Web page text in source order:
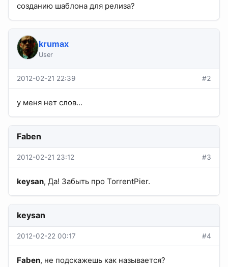
созданию шаблона для релиза?
krumax
User
2012-02-21 22:39 #2
у меня нет слов...
Faben
2012-02-21 23:12 #3
keysan, Да! Забыть про TorrentPier.
keysan
2012-02-22 00:17 #4
Faben, не подскажешь как называется?